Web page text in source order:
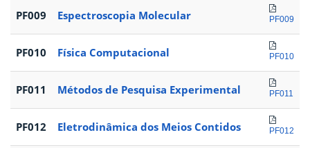
PF009 Espectroscopia Molecular PF009
PF010 Física Computacional PF010
PF011 Métodos de Pesquisa Experimental PF011
PF012 Eletrodinâmica dos Meios Contidos PF012